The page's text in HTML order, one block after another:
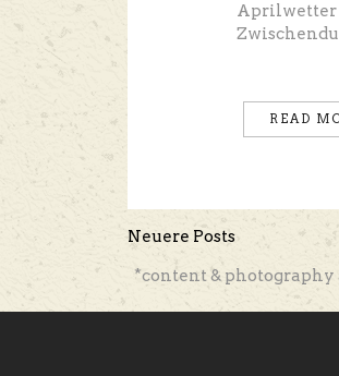
Aprilwetter
READ
Neuere Posts
*content & photography